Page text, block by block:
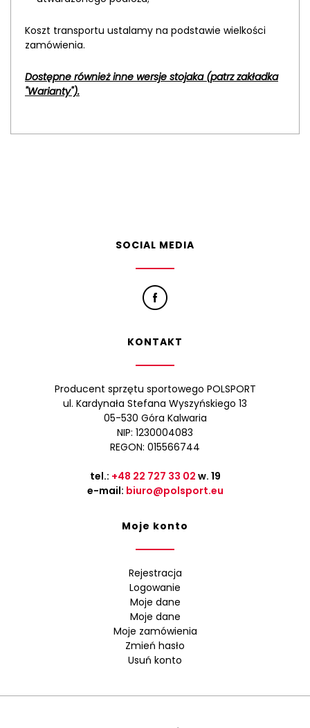
Koszt transportu ustalamy na podstawie wielkości
zamówienia.
Dostępne również inne wersje stojaka (patrz zakładka
"Warianty").
SOCIAL MEDIA
KONTAKT
Producent sprzętu sportowego POLSPORT
ul. Kardynała Stefana Wyszyńskiego 13
05-530 Góra Kalwaria
NIP: 1230004083
REGON: 015566744
tel.: +48 22 727 33 02 w. 19
e-mail: biuro@polsport.eu
Moje konto
Rejestracja
Logowanie
Moje dane
Moje dane
Moje zamówienia
Zmień hasło
Usuń konto